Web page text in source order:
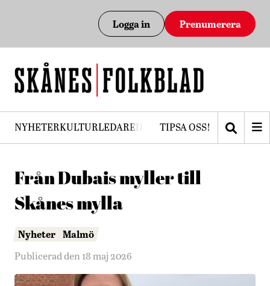
Logga in Prenumerera
NYHETERKULTURLEDAREDEBATTPRENUMERERA
TIPSA OSS!
Från Dubais myller till
Skånes mylla
Nyheter Malmö
Publicerad den 18 maj 2026